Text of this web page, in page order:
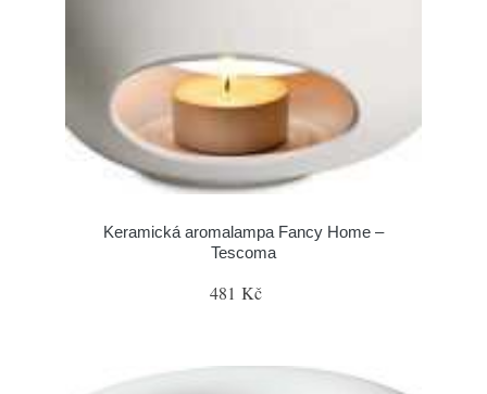
Keramická aromalampa Fancy Home –
Tescoma
481 Kč